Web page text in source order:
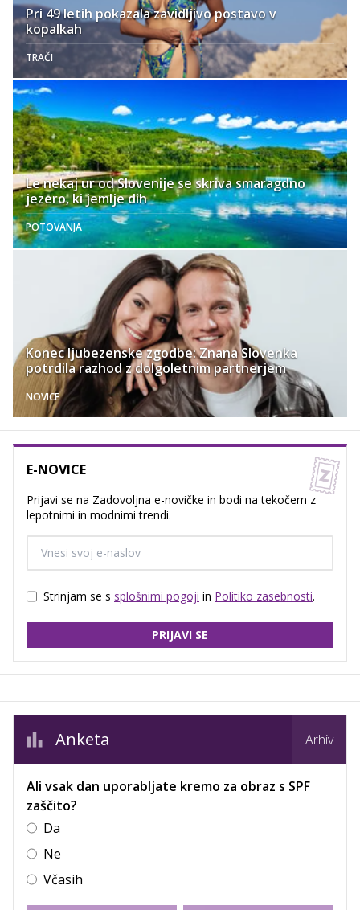
Pri 49 letih pokazala zavidljivo postavo v
kopalkah
TRAČI
Le nekaj ur od Slovenije se skriva smaragdno
jezero, ki jemlje dih
POTOVANJA
Konec ljubezenske zgodbe: Znana Slovenka
potrdila razhod z dolgoletnim partnerjem
NOVICE
E-NOVICE
Prijavi se na Zadovoljna e-novičke in bodi na tekočem z
lepotnimi in modnimi trendi.
Strinjam se s splošnimi pogoji in Politiko zasebnosti.
PRIJAVI SE
Anketa Arhiv
Ali vsak dan uporabljate kremo za obraz s SPF
zaščito?
Da
Ne
Včasih